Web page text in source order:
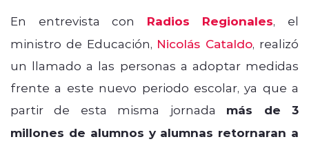
En entrevista con Radios Regionales, el
ministro de Educación, Nicolás Cataldo, realizó
un llamado a las personas a adoptar medidas
frente a este nuevo periodo escolar, ya que a
partir de esta misma jornada más de 3
millones de alumnos y alumnas retornaran a